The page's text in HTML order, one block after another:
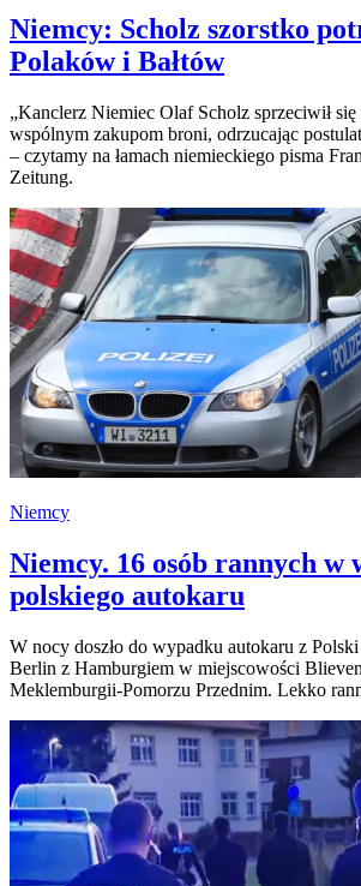
Niemcy: Scholz szorstko
Polaków i Bałtów
„Kanclerz Niemiec Olaf Scholz sprzeciwił
wspólnym zakupom broni, odrzucając
– czytamy na łamach niemieckiego pisma
Zeitung.
Niemcy
Niemcy. 16 osób rannych w
polskiego autokaru
W nocy doszło do wypadku autokaru z Polski
Berlin z Hamburgiem w miejscowości
Meklemburgii-Pomorzu Przednim. Lekko